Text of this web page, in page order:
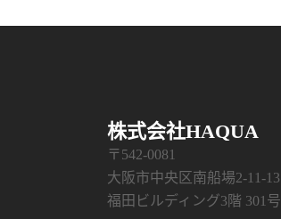
株式会社HAQUA
〒542-0081
大阪市中央区南船場2-11-13
福田ビルディング3階 301号